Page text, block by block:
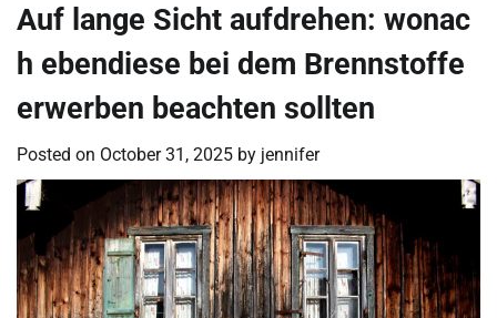
Auf lange Sicht aufdrehen: wonac
h ebendiese bei dem Brennstoffe
erwerben beachten sollten
Posted on October 31, 2025 by jennifer